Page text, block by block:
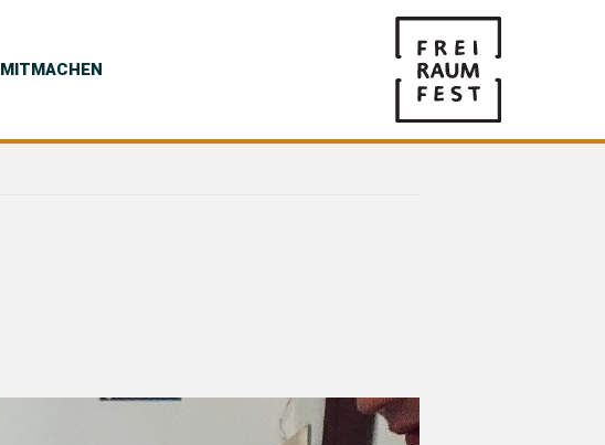
MITMACHEN